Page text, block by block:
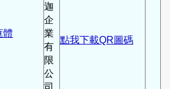
體
迦
企
業
有
限
公
司
點我下載QR圖碼